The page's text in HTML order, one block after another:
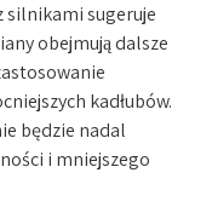
silnikami sugeruje
obejmują dalsze
kadłubów.
będzie nadal
i mniejszego